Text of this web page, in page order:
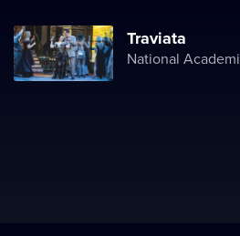
Traviata